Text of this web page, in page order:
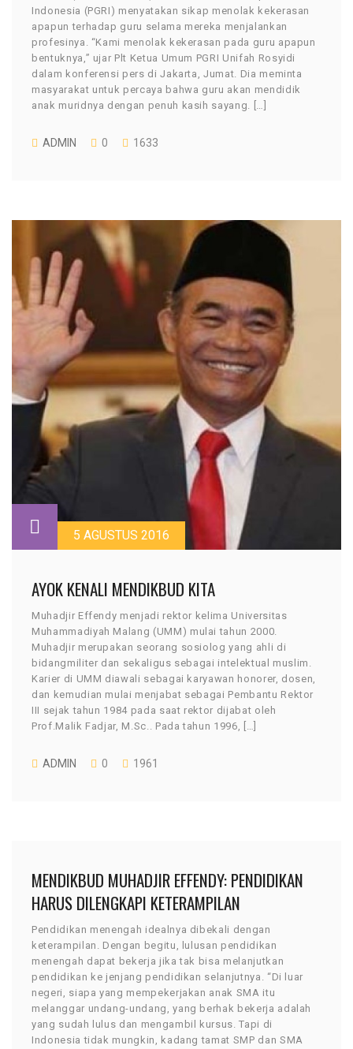
Indonesia (PGRI) menyatakan sikap menolak kekerasan
apapun terhadap guru selama mereka menjalankan
profesinya. “Kami menolak kekerasan pada guru apapun
bentuknya,” ujar Plt Ketua Umum PGRI Unifah Rosyidi
dalam konferensi pers di Jakarta, Jumat. Dia meminta
masyarakat untuk percaya bahwa guru akan mendidik
anak muridnya dengan penuh kasih sayang. […]
ADMIN 0 1633
5 AGUSTUS 2016
AYOK KENALI MENDIKBUD KITA
Muhadjir Effendy menjadi rektor kelima Universitas
Muhammadiyah Malang (UMM) mulai tahun 2000.
Muhadjir merupakan seorang sosiolog yang ahli di
bidangmiliter dan sekaligus sebagai intelektual muslim.
Karier di UMM diawali sebagai karyawan honorer, dosen,
dan kemudian mulai menjabat sebagai Pembantu Rektor
III sejak tahun 1984 pada saat rektor dijabat oleh
Prof.Malik Fadjar, M.Sc.. Pada tahun 1996, […]
ADMIN 0 1961
MENDIKBUD MUHADJIR EFFENDY: PENDIDIKAN
HARUS DILENGKAPI KETERAMPILAN
Pendidikan menengah idealnya dibekali dengan
keterampilan. Dengan begitu, lulusan pendidikan
menengah dapat bekerja jika tak bisa melanjutkan
pendidikan ke jenjang pendidikan selanjutnya. “Di luar
negeri, siapa yang mempekerjakan anak SMA itu
melanggar undang-undang, yang berhak bekerja adalah
yang sudah lulus dan mengambil kursus. Tapi di
Indonesia tidak mungkin, kadang tamat SMP dan SMA